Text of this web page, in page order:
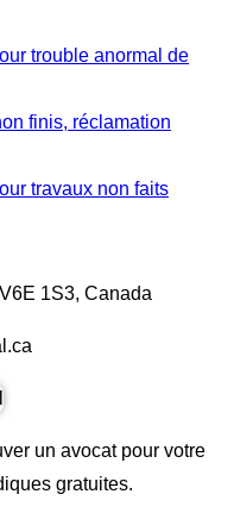
trouble anormal de
finis, réclamation
travaux non faits
1S3, Canada
un avocat pour votre
gratuites.